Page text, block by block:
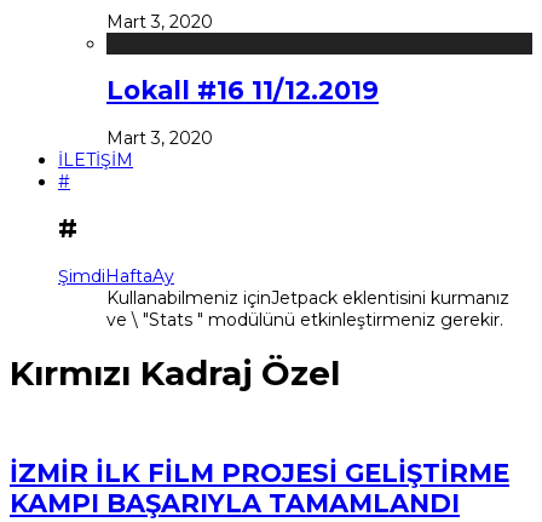
Mart 3, 2020
Lokall #16 11/12.2019
Mart 3, 2020
İLETİŞİM
#
#
ŞimdiHaftaAy
Kullanabilmeniz içinJetpack eklentisini kurmanız
ve \ "Stats " modülünü etkinleştirmeniz gerekir.
Kırmızı Kadraj Özel
İZMİR İLK FİLM PROJESİ GELİŞTİRME
KAMPI BAŞARIYLA TAMAMLANDI